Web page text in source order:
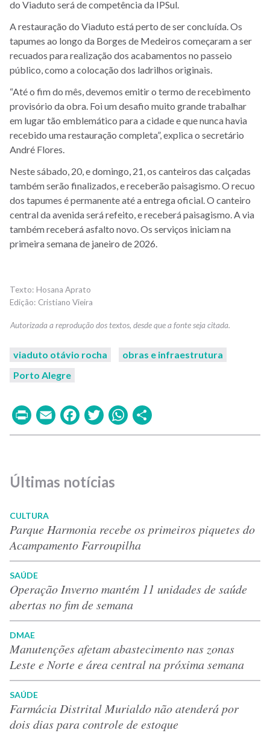
do Viaduto será de competência da IPSul.
A restauração do Viaduto está perto de ser concluída. Os
tapumes ao longo da Borges de Medeiros começaram a ser
recuados para realização dos acabamentos no passeio
público, como a colocação dos ladrilhos originais.
“Até o fim do mês, devemos emitir o termo de recebimento
provisório da obra. Foi um desafio muito grande trabalhar
em lugar tão emblemático para a cidade e que nunca havia
recebido uma restauração completa”, explica o secretário
André Flores.
Neste sábado, 20, e domingo, 21, os canteiros das calçadas
também serão finalizados, e receberão paisagismo. O recuo
dos tapumes é permanente até a entrega oficial. O canteiro
central da avenida será refeito, e receberá paisagismo. A via
também receberá asfalto novo. Os serviços iniciam na
primeira semana de janeiro de 2026.
Hosana Aprato
Cristiano Vieira
viaduto otávio rocha
obras e infraestrutura
Porto Alegre
PrintEmailFacebook
TwitterWhatsApp
Últimas notícias
CULTURA
Parque Harmonia recebe os primeiros piquetes do
Acampamento Farroupilha
SAÚDE
Operação Inverno mantém 11 unidades de saúde
abertas no fim de semana
DMAE
Manutenções afetam abastecimento nas zonas
Leste e Norte e área central na próxima semana
SAÚDE
Farmácia Distrital Murialdo não atenderá por
dois dias para controle de estoque